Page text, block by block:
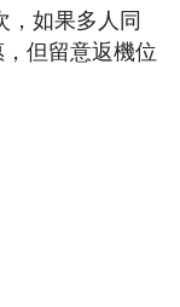
，如果多人同
但留意返機位